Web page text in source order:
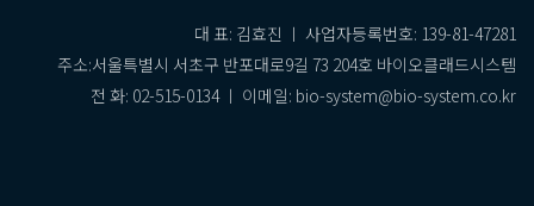
대 표: 김효진 ㅣ 사업자등록번호: 139-81-47281
주소:서울특별시 서초구 반포대로9길 73 204호 바이오클래드시스템
전 화: 02-515-0134 ㅣ 이메일: bio-system@bio-system.co.kr